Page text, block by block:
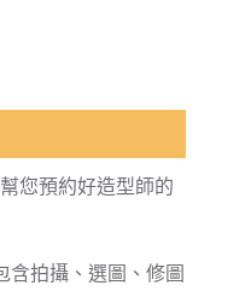
您預約好造型師的
含拍攝、選圖、修圖